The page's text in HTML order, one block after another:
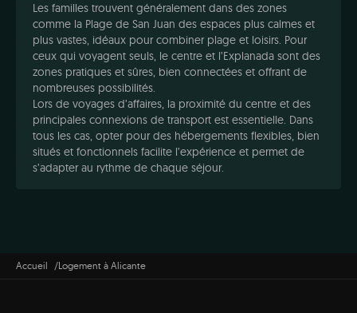
Les familles trouvent généralement dans des zones
comme la Plage de San Juan des espaces plus calmes et
plus vastes, idéaux pour combiner plage et loisirs. Pour
ceux qui voyagent seuls, le centre et l’Explanada sont des
zones pratiques et sûres, bien connectées et offrant de
nombreuses possibilités.
Lors de voyages d’affaires, la proximité du centre et des
principales connexions de transport est essentielle. Dans
tous les cas, opter pour des hébergements flexibles, bien
situés et fonctionnels facilite l’expérience et permet de
s’adapter au rythme de chaque séjour.
Accueil Logement à Alicante